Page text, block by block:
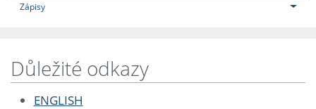
Zápisy
Důležité odkazy
ENGLISH